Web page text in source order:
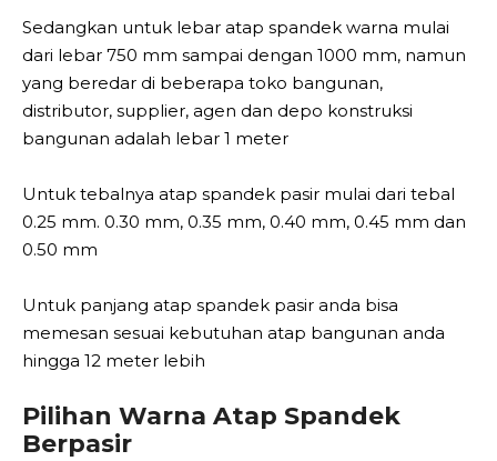
Sedangkan untuk lebar atap spandek warna mulai
dari lebar 750 mm sampai dengan 1000 mm, namun
yang beredar di beberapa toko bangunan,
distributor, supplier, agen dan depo konstruksi
bangunan adalah lebar 1 meter
Untuk tebalnya atap spandek pasir mulai dari tebal
0.25 mm. 0.30 mm, 0.35 mm, 0.40 mm, 0.45 mm dan
0.50 mm
Untuk panjang atap spandek pasir anda bisa
memesan sesuai kebutuhan atap bangunan anda
hingga 12 meter lebih
Pilihan Warna Atap Spandek
Berpasir